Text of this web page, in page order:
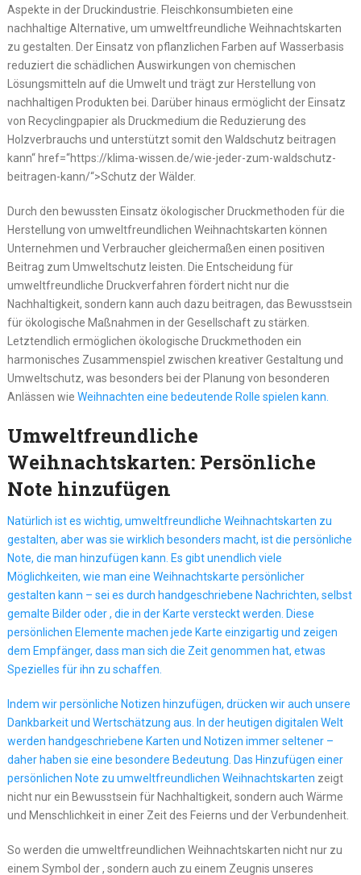
Aspekte in der Druckindustrie. Fleischkonsumbieten eine
nachhaltige Alternative, um umweltfreundliche Weihnachtskarten
zu gestalten. Der Einsatz von pflanzlichen Farben auf Wasserbasis
reduziert die schädlichen Auswirkungen von chemischen
Lösungsmitteln auf die Umwelt und trägt zur Herstellung von
nachhaltigen Produkten bei. Darüber hinaus ermöglicht der Einsatz
von Recyclingpapier als Druckmedium die Reduzierung des
Holzverbrauchs und unterstützt somit den Waldschutz beitragen
kann“ href=“https://klima-wissen.de/wie-jeder-zum-waldschutz-
beitragen-kann/“>Schutz der Wälder.
Durch den bewussten Einsatz ökologischer Druckmethoden für die
Herstellung von umweltfreundlichen Weihnachtskarten können
Unternehmen und Verbraucher gleichermaßen einen positiven
Beitrag zum Umweltschutz leisten. Die Entscheidung für
umweltfreundliche Druckverfahren fördert nicht nur die
Nachhaltigkeit, sondern kann auch dazu beitragen, das Bewusstsein
für ökologische Maßnahmen in der Gesellschaft zu stärken.
Letztendlich ermöglichen ökologische Druckmethoden ein
harmonisches Zusammenspiel zwischen kreativer Gestaltung und
Umweltschutz, was besonders bei der Planung von besonderen
Anlässen wie Weihnachten eine bedeutende Rolle spielen kann.
Umweltfreundliche
Weihnachtskarten: Persönliche
Note hinzufügen
Natürlich ist es wichtig, umweltfreundliche Weihnachtskarten zu
gestalten, aber was sie wirklich besonders macht, ist die persönliche
Note, die man hinzufügen kann. Es gibt unendlich viele
Möglichkeiten, wie man eine Weihnachtskarte persönlicher
gestalten kann – sei es durch handgeschriebene Nachrichten, selbst
gemalte Bilder oder , die in der Karte versteckt werden. Diese
persönlichen Elemente machen jede Karte einzigartig und zeigen
dem Empfänger, dass man sich die Zeit genommen hat, etwas
Spezielles für ihn zu schaffen.
Indem wir persönliche Notizen hinzufügen, drücken wir auch unsere
Dankbarkeit und Wertschätzung aus. In der heutigen digitalen Welt
werden handgeschriebene Karten und Notizen immer seltener –
daher haben sie eine besondere Bedeutung. Das Hinzufügen einer
persönlichen Note zu umweltfreundlichen Weihnachtskarten zeigt
nicht nur ein Bewusstsein für Nachhaltigkeit, sondern auch Wärme
und Menschlichkeit in einer Zeit des Feierns und der Verbundenheit.
So werden die umweltfreundlichen Weihnachtskarten nicht nur zu
einem Symbol der , sondern auch zu einem Zeugnis unseres